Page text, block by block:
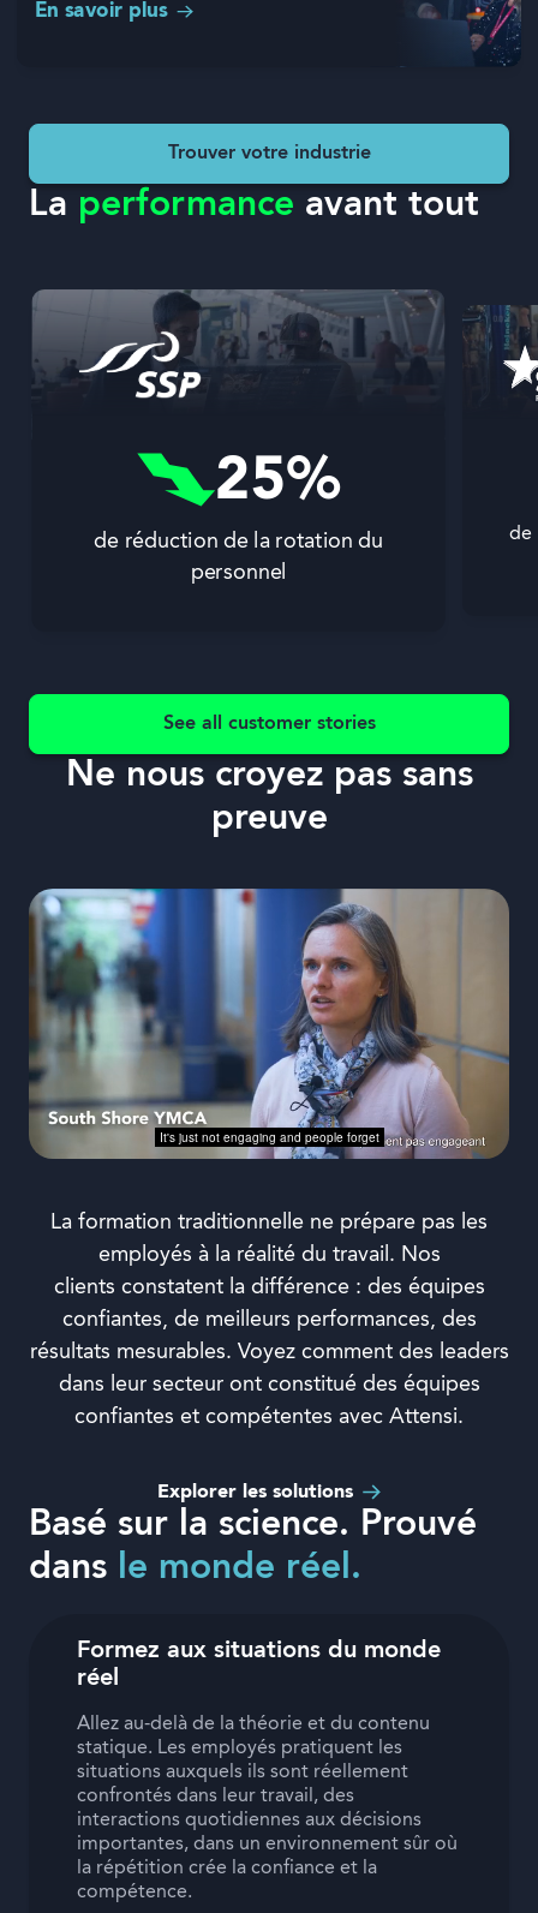
En savoir plus
Trouver votre industrie
La performance avant tout
See all customer stories
25%
de réduction de la rotation du
personnel
de
Ne nous croyez pas sans
preuve
La formation traditionnelle ne prépare pas les
employés à la réalité du travail. Nos
clients constatent la différence : des équipes
confiantes, de meilleurs performances, des
résultats mesurables. Voyez comment des leaders
dans leur secteur ont constitué des équipes
confiantes et compétentes avec Attensi.
Explorer les solutions
Basé sur la science. Prouvé
dans le monde réel.
Formez aux situations du monde
réel
Allez au-delà de la théorie et du contenu
statique. Les employés pratiquent les
situations auxquels ils sont réellement
confrontés dans leur travail, des
interactions quotidiennes aux décisions
importantes, dans un environnement sûr où
la répétition crée la confiance et la
compétence.